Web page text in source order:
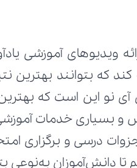
ویدیوهای آموزشی